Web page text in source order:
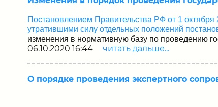
Постановлением Правительства РФ от 1
утратившими силу отдельных положений
изменения в нормативную базу по проведению
06.10.2020 16:44 читать дальше...
О порядке проведения экспертного